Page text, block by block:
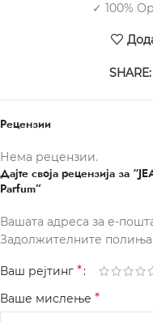
✓ 100%
SHARE:
Рецензии
Нема рецензии.
Дајте своја рецензија за
Parfum”
Вашата адреса за е-
Задолжителните полиња
Ваш рејтинг *
Ваше мислење *